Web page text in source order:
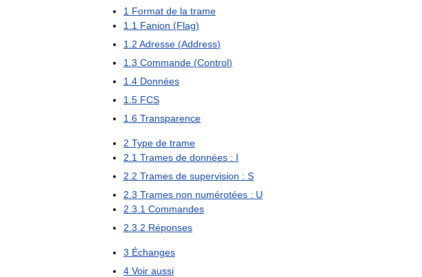
1 Format de la trame
1 1 Fanion (Flag)
1 2 Adresse (Address)
1 3 Commande (Control)
1 4 Données
1 5 FCS
1 6 Transparence
2 Type de trame
2 1 Trames de données : I
2 2 Trames de supervision : S
2 3 Trames non numérotées : U
2 3 1 Commandes
2 3 2 Réponses
3 Échanges
4 Voir aussi